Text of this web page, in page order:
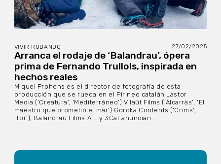
VIVIR RODANDO 27/02/2025
Arranca el rodaje de ‘Balandrau’, ópera
prima de Fernando Trullols, inspirada en
hechos reales
Miquel Prohens es el director de fotografía de esta
producción que se rueda en el Pirineo catalán Lastor
Media (‘Creatura’, ‘Mediterráneo’) Vilaüt Films (‘Alcarràs’, ‘El
maestro que prometió el mar’) Goroka Contents (‘Crims’,
‘Tor’), Balandrau Films AIE y 3Cat anuncian...